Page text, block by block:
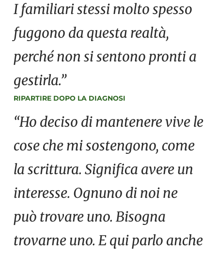
I familiari stessi molto spesso
fuggono da questa realtà,
perché non si sentono pronti a
gestirla.”
RIPARTIRE DOPO LA DIAGNOSI
“Ho deciso di mantenere vive le
cose che mi sostengono, come
la scrittura. Significa avere un
interesse. Ognuno di noi ne
può trovare uno. Bisogna
trovarne uno. E qui parlo anche